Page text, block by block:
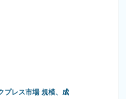
プレス市場 規模、成